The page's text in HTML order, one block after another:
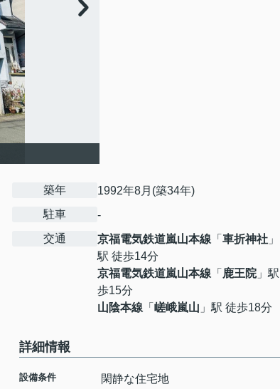
築年
1992年8月(築34年)
駐車
-
交通
京福電気鉄道嵐山本線 「 車折神社 」
駅 徒歩14分
京福電気鉄道嵐山本線 「 鹿王院」
歩15分
山陰本線 「 嵯峨嵐山 」駅 徒歩18分
詳細情報
設備条件
閑静な住宅地